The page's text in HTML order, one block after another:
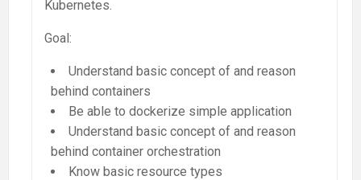
Kubernetes.
Goal:
Understand basic concept of and reason
behind containers
Be able to dockerize simple application
Understand basic concept of and reason
behind container orchestration
Know basic resource types